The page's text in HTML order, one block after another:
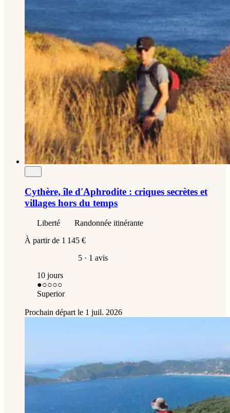
Cythère, île d'Aphrodite : criques secrètes et
villages hors du temps
Liberté
Randonnée itinérante
À partir de 1 145 €
5 · 1 avis
10 jours
●○○○○
Superior
Prochain départ le 1 juil. 2026